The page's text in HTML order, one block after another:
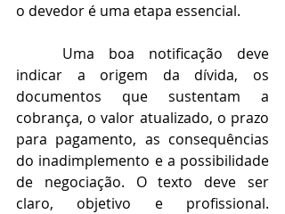
o devedor é uma etapa essencial.
indicar a origem da dívida, os
documentos que sustentam a
cobrança, o valor atualizado, o prazo
para pagamento, as consequências
do inadimplemento e a possibilidade
de negociação. O texto deve ser
claro, objetivo e profissional.